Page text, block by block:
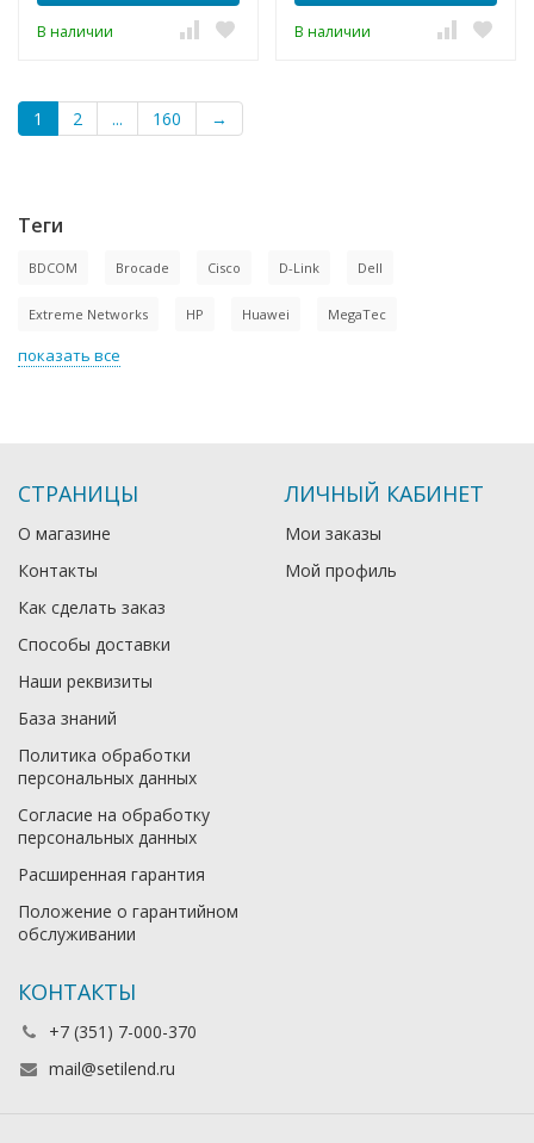
В наличии В наличии
1 2 ... 160 →
Теги
BDCOM Brocade Cisco D-Link Dell
Extreme Networks HP Huawei MegaTec
показать все
СТРАНИЦЫ
О магазине
Контакты
Как сделать заказ
Способы доставки
Наши реквизиты
База знаний
Политика обработки
персональных данных
Согласие на обработку
персональных данных
Расширенная гарантия
Положение о гарантийном
обслуживании
ЛИЧНЫЙ КАБИНЕТ
Мои заказы
Мой профиль
КОНТАКТЫ
+7 (351) 7-000-370
mail@setilend.ru